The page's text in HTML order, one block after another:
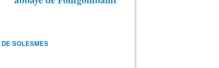
SOLESMES